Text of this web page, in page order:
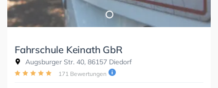
Fahrschule Keinath GbR
Augsburger Str. 40, 86157 Diedorf
171 Bewertungen